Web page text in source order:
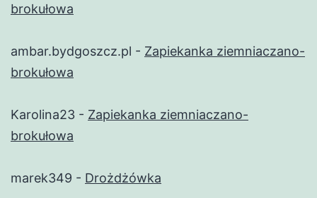
brokułowa
ambar.bydgoszcz.pl - Zapiekanka ziemniaczano-
brokułowa
Karolina23 - Zapiekanka ziemniaczano-
brokułowa
marek349 - Drożdżówka